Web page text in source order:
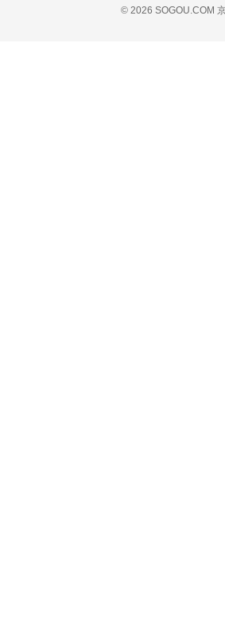
© 2026 SOGOU.COM